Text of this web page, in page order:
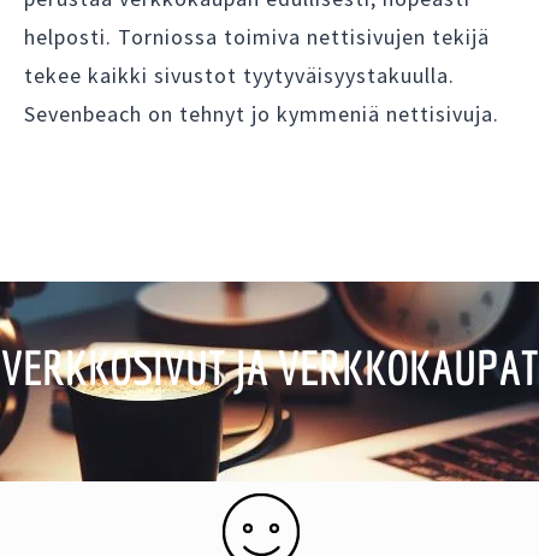
helposti. Torniossa toimiva nettisivujen tekijä
tekee kaikki sivustot tyytyväisyystakuulla.
Sevenbeach on tehnyt jo kymmeniä nettisivuja.
VERKKOSIVUT JA VERKKOKAUPAT